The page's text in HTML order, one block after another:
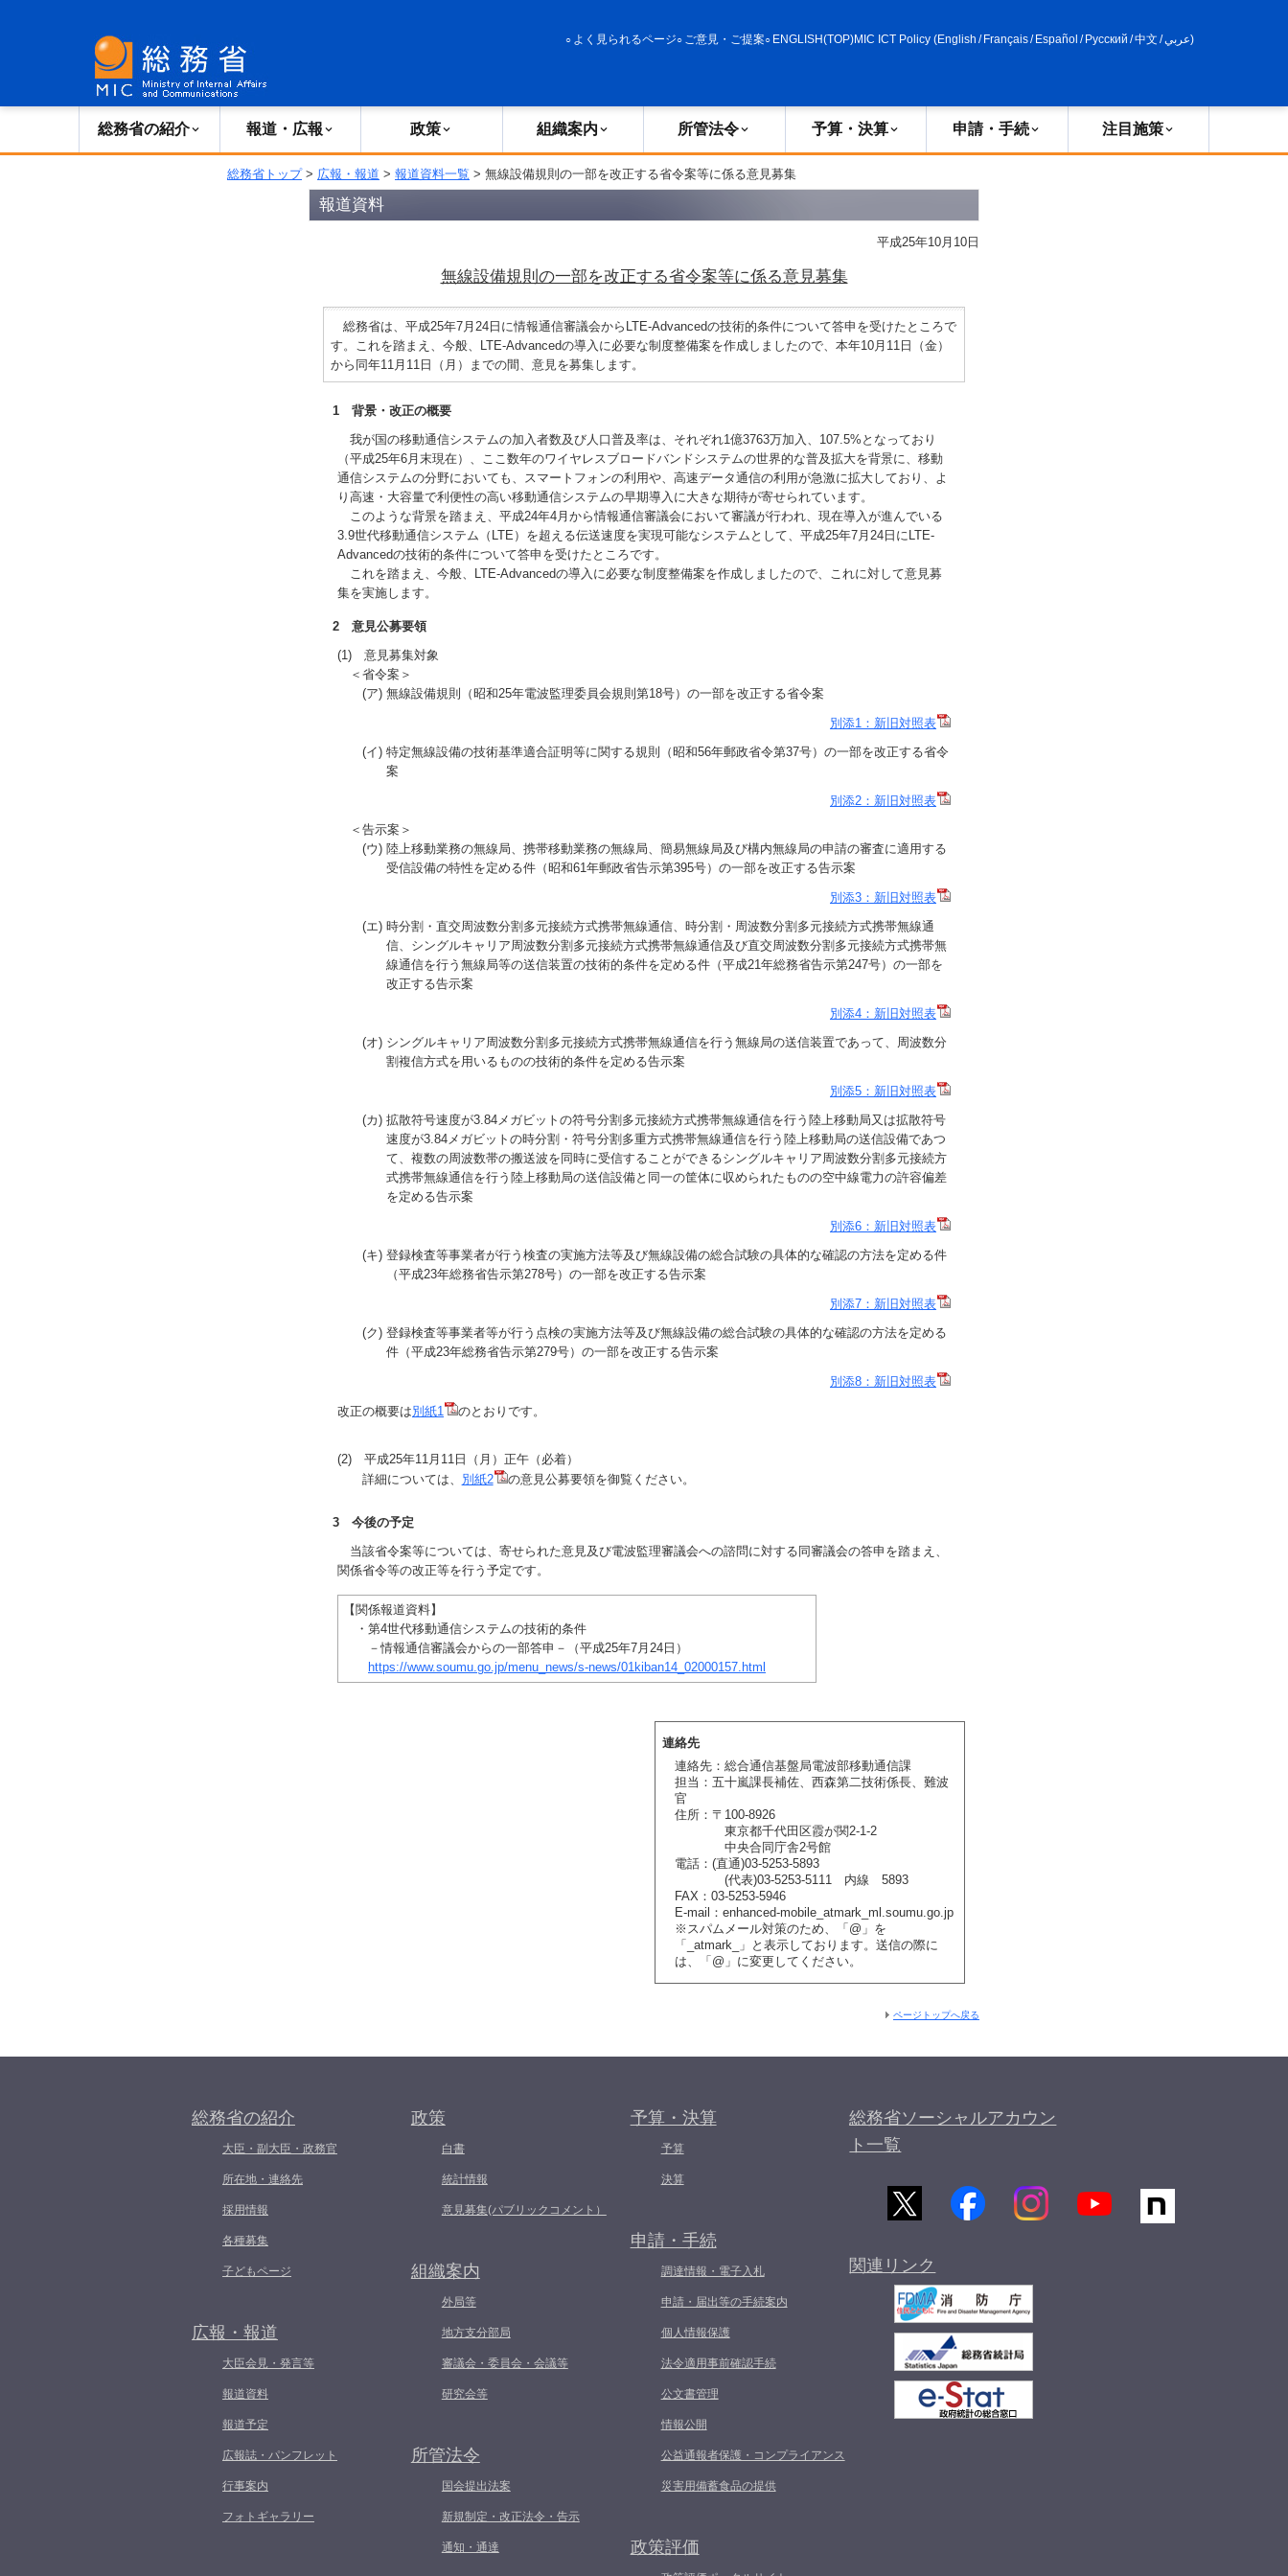
よく見られるページ ご意見・ご提案 ENGLISH(TOP)MIC ICT Policy (English / Français/ Español / Русский /中文 /عربي)
総務省の紹介 報道・広報 政策 組織案内 所管法令 予算・決算 申請・手続 注目施策
総務省トップ> 広報・報道 > 報道資料一覧 > 無線設備規則の一部を改正する省令案等に係る意見募集
報道資料
平成25年10月10日
無線設備規則の一部を改正する省令案等に係る意見募集
総務省は、平成25年7月24日に情報通信審議会からLTE-Advancedの技術的条件について答申を受けたところで
す。これを踏まえ、今般、LTE-Advancedの導入に必要な制度整備案を作成しましたので、本年10月11日（金）
から同年11月11日（月）までの間、意見を募集します。
1 背景・改正の概要
我が国の移動通信システムの加入者数及び人口普及率は、それぞれ1億3763万加入、107.5%となっており
（平成25年6月末現在）、ここ数年のワイヤレスブロードバンドシステムの世界的な普及拡大を背景に、移動
通信システムの分野においても、スマートフォンの利用や、高速データ通信の利用が急激に拡大しており、よ
り高速・大容量で利便性の高い移動通信システムの早期導入に大きな期待が寄せられています。
このような背景を踏まえ、平成24年4月から情報通信審議会において審議が行われ、現在導入が進んでいる
3.9世代移動通信システム（LTE）を超える伝送速度を実現可能なシステムとして、平成25年7月24日にLTE-
Advancedの技術的条件について答申を受けたところです。
これを踏まえ、今般、LTE-Advancedの導入に必要な制度整備案を作成しましたので、これに対して意見募
集を実施します。
2 意見公募要領
(1) 意見募集対象
＜省令案＞
(ア) 無線設備規則（昭和25年電波監理委員会規則第18号）の一部を改正する省令案
別添1：新旧対照表
(イ) 特定無線設備の技術基準適合証明等に関する規則（昭和56年郵政省令第37号）の一部を改正する省令
案
別添2：新旧対照表
＜告示案＞
(ウ) 陸上移動業務の無線局、携帯移動業務の無線局、簡易無線局及び構内無線局の申請の審査に適用する
受信設備の特性を定める件（昭和61年郵政省告示第395号）の一部を改正する告示案
別添3：新旧対照表
(エ) 時分割・直交周波数分割多元接続方式携帯無線通信、時分割・周波数分割多元接続方式携帯無線通
信、シングルキャリア周波数分割多元接続方式携帯無線通信及び直交周波数分割多元接続方式携帯無
線通信を行う無線局等の送信装置の技術的条件を定める件（平成21年総務省告示第247号）の一部を
改正する告示案
別添4：新旧対照表
(オ) シングルキャリア周波数分割多元接続方式携帯無線通信を行う無線局の送信装置であって、周波数分
割複信方式を用いるものの技術的条件を定める告示案
別添5：新旧対照表
(カ) 拡散符号速度が3.84メガビットの符号分割多元接続方式携帯無線通信を行う陸上移動局又は拡散符号
速度が3.84メガビットの時分割・符号分割多重方式携帯無線通信を行う陸上移動局の送信設備であつ
て、複数の周波数帯の搬送波を同時に受信することができるシングルキャリア周波数分割多元接続方
式携帯無線通信を行う陸上移動局の送信設備と同一の筐体に収められたものの空中線電力の許容偏差
を定める告示案
別添6：新旧対照表
(キ) 登録検査等事業者が行う検査の実施方法等及び無線設備の総合試験の具体的な確認の方法を定める件
（平成23年総務省告示第278号）の一部を改正する告示案
別添7：新旧対照表
(ク) 登録検査等事業者等が行う点検の実施方法等及び無線設備の総合試験の具体的な確認の方法を定める
件（平成23年総務省告示第279号）の一部を改正する告示案
別添8：新旧対照表
改正の概要は別紙1 のとおりです。
(2) 平成25年11月11日（月）正午（必着）
詳細については、 別紙2 の意見公募要領を御覧ください。
3 今後の予定
当該省令案等については、寄せられた意見及び電波監理審議会への諮問に対する同審議会の答申を踏まえ、
関係省令等の改正等を行う予定です。
【関係報道資料】
・第4世代移動通信システムの技術的条件
－情報通信審議会からの一部答申－（平成25年7月24日）
https://www.soumu.go.jp/menu_news/s-news/01kiban14_02000157.html
連絡先
連絡先：総合通信基盤局電波部移動通信課
担当：五十嵐課長補佐、西森第二技術係長、難波
官
住所：〒100-8926
東京都千代田区霞が関2-1-2
中央合同庁舎2号館
電話：(直通)03-5253-5893
(代表)03-5253-5111 内線 5893
FAX：03-5253-5946
E-mail：enhanced-mobile_atmark_ml.soumu.go.jp
※スパムメール対策のため、「@」を
「_atmark_」と表示しております。送信の際に
は、「@」に変更してください。
ページトップへ戻る
総務省の紹介
大臣・副大臣・政務官
所在地・連絡先
採用情報
各種募集
子どもページ
広報・報道
大臣会見・発言等
報道資料
報道予定
広報誌・パンフレット
行事案内
フォトギャラリー
政策
白書
統計情報
意見募集(パブリックコメント）
組織案内
外局等
地方支分部局
審議会・委員会・会議等
研究会等
所管法令
国会提出法案
新規制定・改正法令・告示
通知・通達
予算・決算
予算
決算
申請・手続
調達情報・電子入札
申請・届出等の手続案内
個人情報保護
法令適用事前確認手続
公文書管理
情報公開
公益通報者保護・コンプライアンス
災害用備蓄食品の提供
政策評価
総務省ソーシャルアカウン
ト一覧
関連リンク